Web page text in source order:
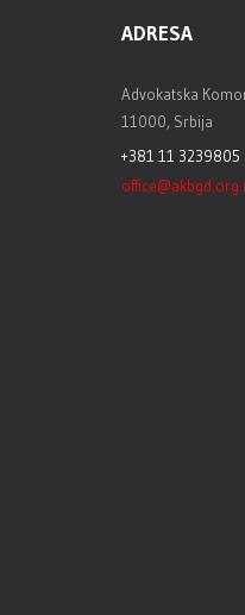
ADRESA
Advokatska
11000, Srbija
+381 11 3239805